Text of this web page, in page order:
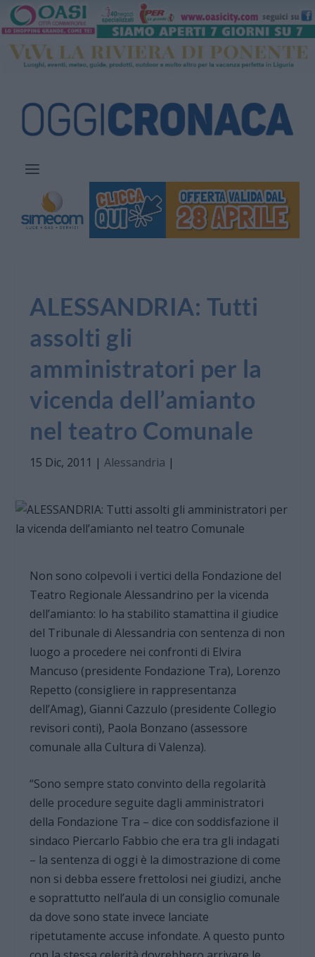
ALESSANDRIA: Tutti
assolti gli
amministratori per la
vicenda dell’amianto
nel teatro Comunale
15 Dic, 2011 |Alessandria |
Non sono colpevoli i vertici della Fondazione del
Teatro Regionale Alessandrino per la vicenda
dell’amianto: lo ha stabilito stamattina il giudice
del Tribunale di Alessandria con sentenza di non
luogo a procedere nei confronti di Elvira
Mancuso (presidente Fondazione Tra), Lorenzo
Repetto (consigliere in rappresentanza
dell’Amag), Gianni Cazzulo (presidente Collegio
revisori conti), Paola Bonzano (assessore
comunale alla Cultura di Valenza).
“Sono sempre stato convinto della regolarità
delle procedure seguite dagli amministratori
della Fondazione Tra – dice con soddisfazione il
sindaco Piercarlo Fabbio che era tra gli indagati
– la sentenza di oggi è la dimostrazione di come
non si debba essere frettolosi nei giudizi, anche
e soprattutto nell’aula di un consiglio comunale
da dove sono state invece lanciate
ripetutamente accuse infondate. A questo punto